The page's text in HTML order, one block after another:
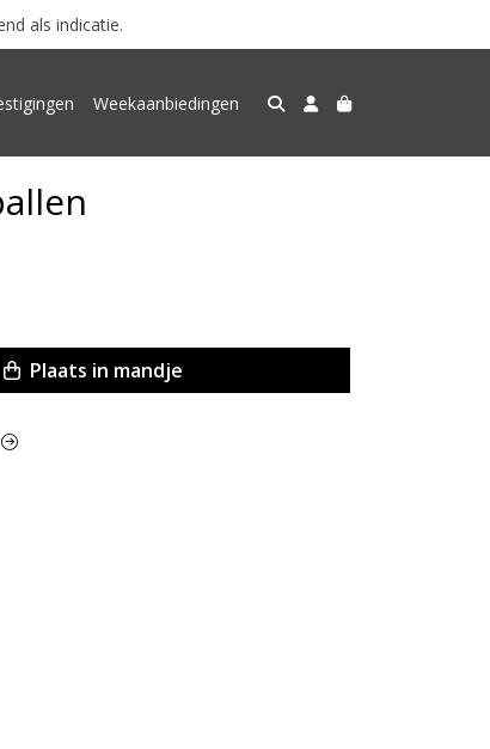
als indicatie.
Weekaanbiedingen
Plaats in mandje